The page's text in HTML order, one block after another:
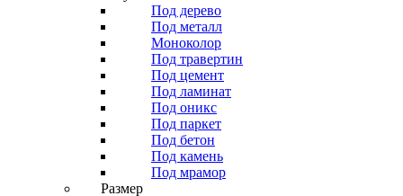
Под дерево
Под металл
Моноколор
Под травертин
Под цемент
Под ламинат
Под оникс
Под паркет
Под бетон
Под камень
Под мрамор
Размер